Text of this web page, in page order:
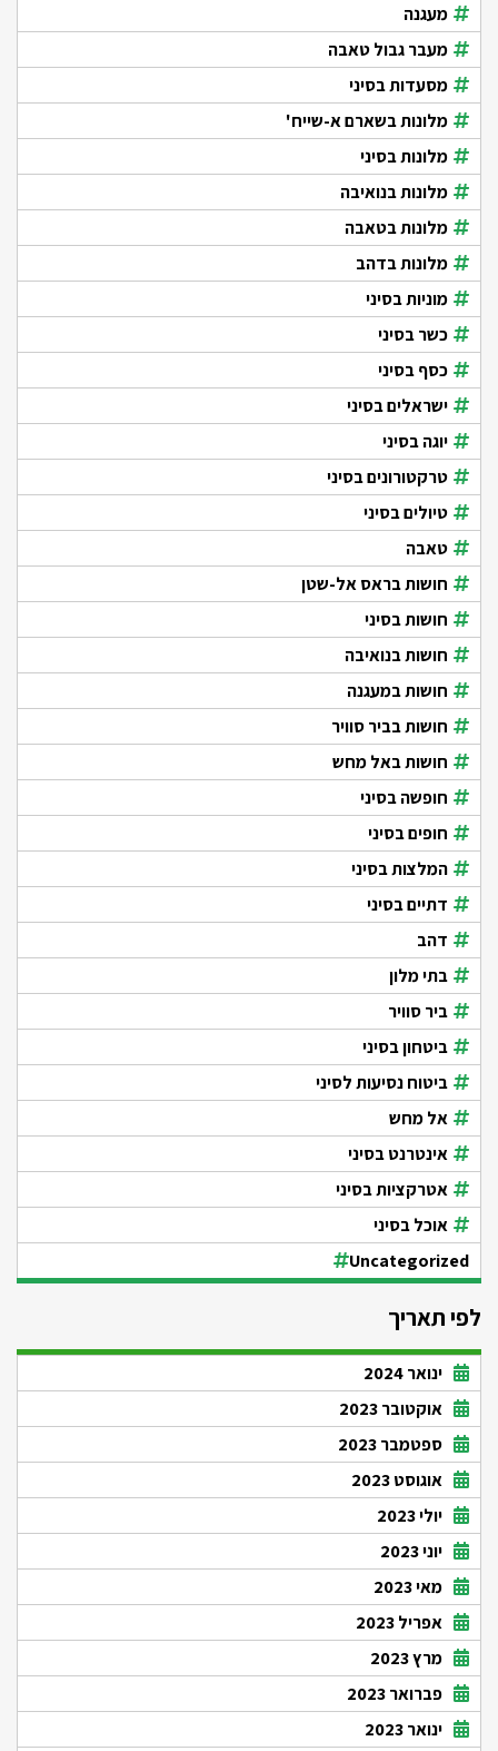
מעגנה
מעבר גבול טאבה
מסעדות בסיני
מלונות בשארם א-שייח'
מלונות בסיני
מלונות בנואיבה
מלונות בטאבה
מלונות בדהב
מוניות בסיני
כשר בסיני
כסף בסיני
ישראלים בסיני
יוגה בסיני
טרקטורונים בסיני
טיולים בסיני
טאבה
חושות בראס אל-שטן
חושות בסיני
חושות בנואיבה
חושות במעגנה
חושות בביר סוויר
חושות באל מחש
חופשה בסיני
חופים בסיני
המלצות בסיני
דתיים בסיני
דהב
בתי מלון
ביר סוויר
ביטחון בסיני
ביטוח נסיעות לסיני
אל מחש
אינטרנט בסיני
אטרקציות בסיני
אוכל בסיני
Uncategorized
לפי תאריך
ינואר 2024
אוקטובר 2023
ספטמבר 2023
אוגוסט 2023
יולי 2023
יוני 2023
מאי 2023
אפריל 2023
מרץ 2023
פברואר 2023
ינואר 2023